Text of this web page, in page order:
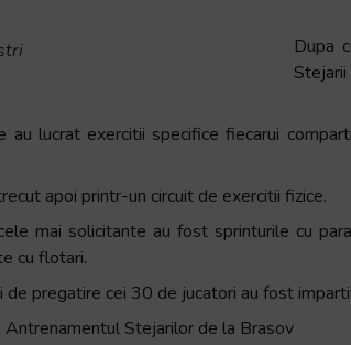
Dupa
au lucrat exercitii specifice fiecarui
apoi printr-un circuit de exercitii fizice.
mai solicitante au fost sprinturile cu
cu flotari.
de pregatire cei 30 de jucatori au fost
Antrenamentul Stejarilor de la Brasov